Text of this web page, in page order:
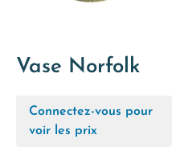
Vase Norfolk
Connectez-vous pour
voir les prix